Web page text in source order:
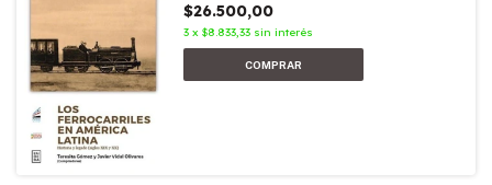
$26.500,00
3 x $8.833,33 sin interés